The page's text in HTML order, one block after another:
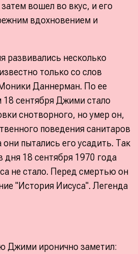
вошел во вкус, и его
вдохновением и
развивались несколько
только со слов
Даннерман. По ее
сентября Джими стало
снотворного, но умер он,
поведения санитаров
пытались его усадить. Так
дня 18 сентября 1970 года
не стало. Перед смертью он
"История Иисуса". Легенда
Джими иронично заметил: